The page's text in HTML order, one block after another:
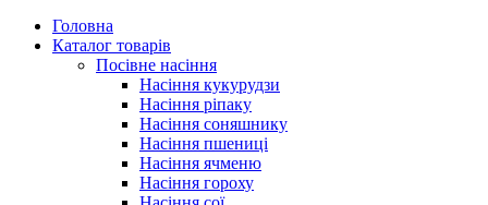
Головна
Каталог товарів
Посівне насіння
Насіння кукурудзи
Насіння ріпаку
Насіння соняшнику
Насіння пшениці
Насіння ячменю
Насіння гороху